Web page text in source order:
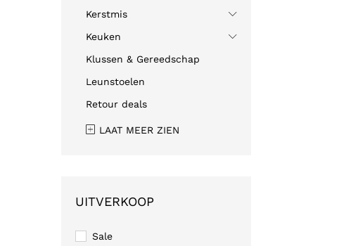
Kerstmis
Keuken
Klussen & Gereedschap
Leunstoelen
Retour deals
LAAT MEER ZIEN
UITVERKOOP
Sale